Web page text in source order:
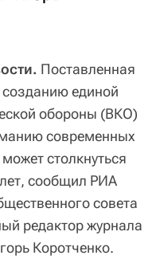
Поставленная
единой
обороны (ВКО)
современных
столкнуться
сообщил РИА
совета
редактор журнала
Коротченко.